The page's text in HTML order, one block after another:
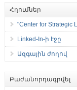
Հղումներ
"Center for Strategic
Linked-In-ի էջը
Ազգային ժողով
Բաժանորդագրվել